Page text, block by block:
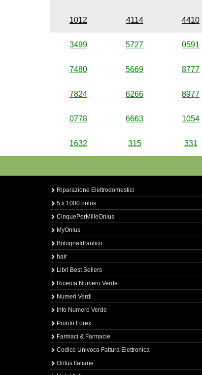
1012 4114 4410
3499 5727 0591
7480 5669 8777
7824 6266 8977
0778 6663 1054
1632 315 331
Riparazione Elettrodomestici
5 x 1000 onlus
CinquePerMilleOnlus
MyOnlus
BolognaIdraulico
hair
Libri Best Sellers
Ricerca Numero Verde
Numeri Verdi
Info Numero Verde
Pronto Forex
Farmaci & Farmacie
Codice Univoco Fattura Elettronica
Onlus Italiane